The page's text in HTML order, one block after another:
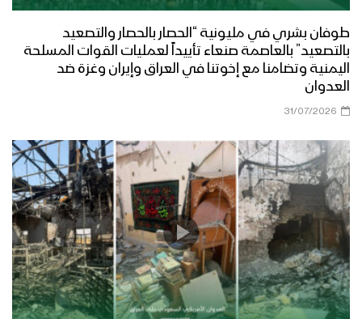
طوفان بشري في مليونية “الحصار بالحصار والتصعيد
بالتصعيد” بالعاصمة صنعاء تأييداً لعمليات القوات المسلحة
اليمنية وتضامنا مع إخوتنا في العراق وإيران وغزة ضد
العدوان
31/07/2026